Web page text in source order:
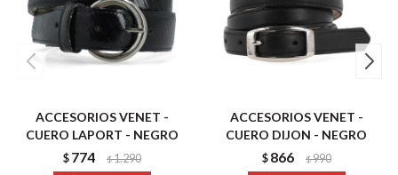
ACCESORIOS VENET -
CUERO LAPORT - NEGRO
$ 774 $1.290
ACCESORIOS VENET -
CUERO DIJON - NEGRO
$ 866 $990